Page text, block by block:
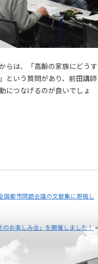
らは、「高齢の家族にどうす
という質問があり、前田講師
につなげるのが良いでしょ
国都市問題会議の文献集に寄稿し
お楽しみ会」を開催しました！ »